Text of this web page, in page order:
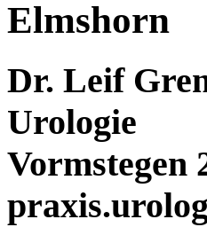
Elmshorn
Dr. Leif
Urologie
Vormstegen